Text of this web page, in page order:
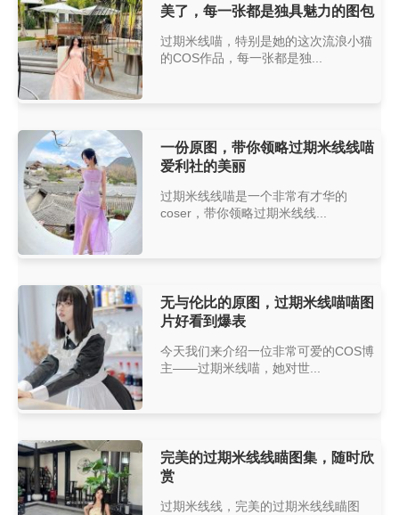
美了，每一张都是独具魅力的图包
过期米线喵，特别是她的这次流浪小猫
的COS作品，每一张都是独...
一份原图，带你领略过期米线线喵
爱利社的美丽
过期米线线喵是一个非常有才华的
coser，带你领略过期米线线...
无与伦比的原图，过期米线喵喵图
片好看到爆表
今天我们来介绍一位非常可爱的COS博
主——过期米线喵，她对世...
完美的过期米线线瞄图集，随时欣
赏
过期米线线，完美的过期米线线瞄图